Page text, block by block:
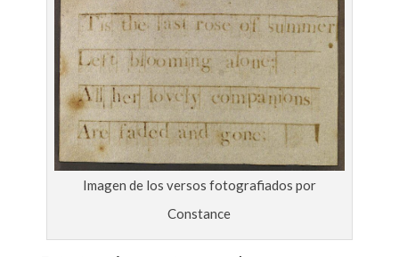
Imagen de los versos fotografiados por
Constance